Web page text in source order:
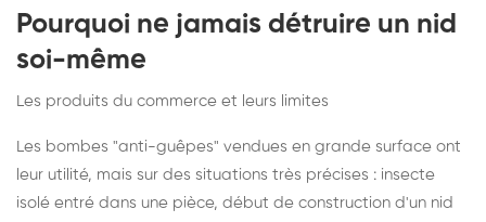
Pourquoi ne jamais détruire un nid
soi-même
Les produits du commerce et leurs limites
Les bombes "anti-guêpes" vendues en grande surface ont
leur utilité, mais sur des situations très précises : insecte
isolé entré dans une pièce, début de construction d'un nid